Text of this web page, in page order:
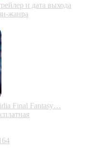
и дата выхода
жанра
Final Fantasy…